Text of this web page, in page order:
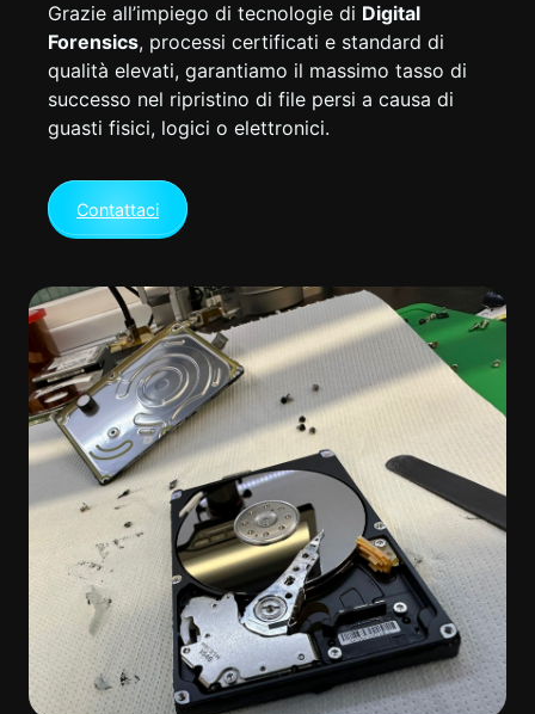
Grazie all’impiego di tecnologie di Digital
Forensics, processi certificati e standard di
qualità elevati, garantiamo il massimo tasso di
successo nel ripristino di file persi a causa di
guasti fisici, logici o elettronici.
Contattaci